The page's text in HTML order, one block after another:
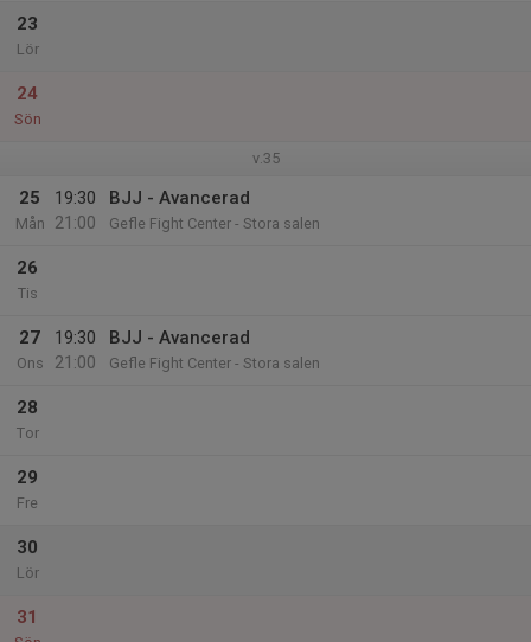
23
Lör
24
Sön
v.35
25
Mån
19:30
21:00
BJJ - Avancerad
Gefle Fight Center - Stora salen
26
Tis
27
Ons
19:30
21:00
BJJ - Avancerad
Gefle Fight Center - Stora salen
28
Tor
29
Fre
30
Lör
31